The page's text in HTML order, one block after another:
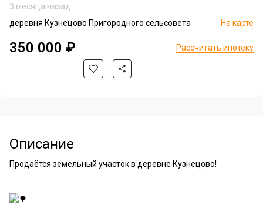
3 месяца назад
деревня Кузнецово Пригородного сельсовета
На карте
350 000 ₽ Рассчитать ипотеку
Описание
Продаётся земельный участок в деревне Кузнецово!